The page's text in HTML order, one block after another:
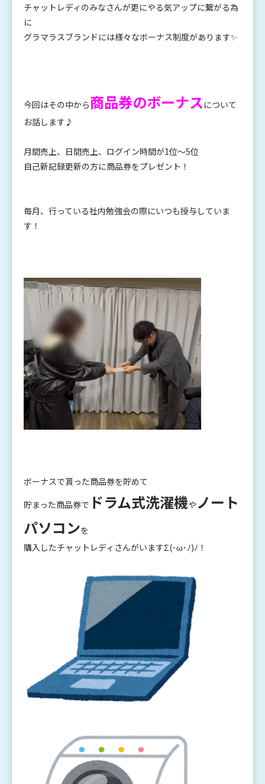
チャットレディのみなさんが更にやる気アップに繋がる為
に
グラマラスブランドには様々なボーナス制度があります✨
今回はその中から商品券のボーナス について
お話します♪
月間売上、日間売上、ログイン時間が1位～5位
自己新記録更新の方に商品券をプレゼント！
毎月、行っている社内勉強会の際にいつも授与していま
す！
ボーナスで貰った商品券を貯めて
貯まった商品券で ドラム式洗濯機や ノート
パソコンを
購入したチャットレディさんがいますΣ(･ω･ﾉ)ﾉ！